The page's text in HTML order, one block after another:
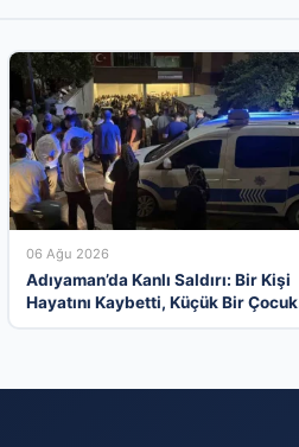
06 Ağu 2026
Adıyaman’da Kanlı Saldırı: Bir Kişi
Hayatını Kaybetti, Küçük Bir Çocuk